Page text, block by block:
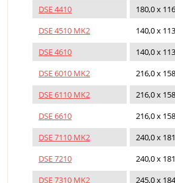
DSE 4410
180,0 х
DSE 4510 MK2
140,0 х
DSE 4610
140,0 х
DSE 6010 MK2
216,0 х
DSE 6110 MK2
216,0 х
DSE 6610
216,0 х
DSE 7110 MK2
240,0 х
DSE 7210
240,0 х
DSE 7310 MK2
245,0 х